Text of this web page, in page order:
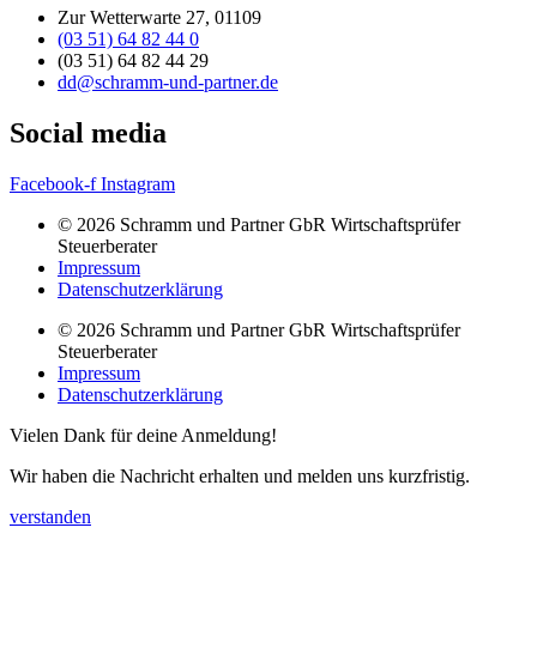
Zur Wetterwarte 27, 01109
(03 51) 64 82 44 0
(03 51) 64 82 44 29
dd@schramm-und-partner.de
Social media
Facebook-f Instagram
© 2026 Schramm und Partner GbR Wirtschaftsprüfer
Steuerberater
Impressum
Datenschutzerklärung
© 2026 Schramm und Partner GbR Wirtschaftsprüfer
Steuerberater
Impressum
Datenschutzerklärung
Vielen Dank für deine Anmeldung!
Wir haben die Nachricht erhalten und melden uns kurzfristig.
verstanden